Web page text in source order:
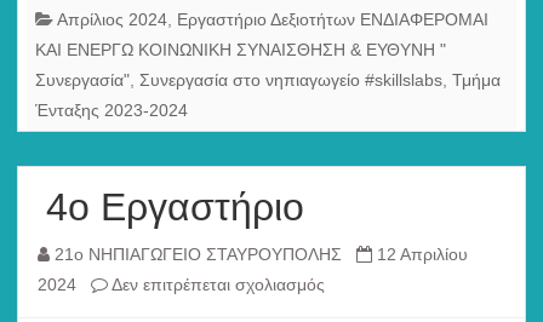
Απρίλιος 2024 Εργαστήριο Δεξιοτήτων ΕΝΔΙΑΦΕΡΟΜΑΙ
ΚΑΙ ΕΝΕΡΓΩ ΚΟΙΝΩΝΙΚΗ ΣΥΝΑΙΣΘΗΣΗ & ΕΥΘΥΝΗ "
Συνεργασία" Συνεργασία στο νηπιαγωγείο #skillslabs Τμήμα
Ένταξης 2023-2024
4ο Εργαστήριο
21ο ΝΗΠΙΑΓΩΓΕΙΟ ΣΤΑΥΡΟΥΠΟΛΗΣ
12 Απριλίου
2024
Δεν επιτρέπεται σχολιασμός